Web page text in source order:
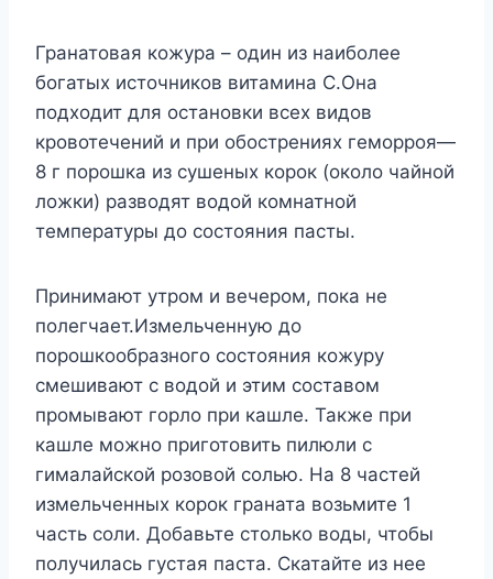
Гранатовая кожура – один из наиболее
богатых источников витамина С.Она
подходит для остановки всех видов
кровотечений и при обострениях геморроя—
8 г порошка из сушеных корок (около чайной
ложки) разводят водой комнатной
температуры до состояния пасты.
Принимают утром и вечером, пока не
полегчает.Измельченную до
порошкообразного состояния кожуру
смешивают с водой и этим составом
промывают горло при кашле. Также при
кашле можно приготовить пилюли с
гималайской розовой солью. На 8 частей
измельченных корок граната возьмите 1
часть соли. Добавьте столько воды, чтобы
получилась густая паста. Скатайте из нее